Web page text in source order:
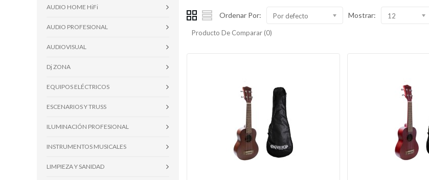
AUDIO HOME HiFi
AUDIO PROFESIONAL
AUDIOVISUAL
Dj ZONA
EQUIPOS ELÉCTRICOS
ESCENARIOS Y TRUSS
ILUMINACIÓN PROFESIONAL
INSTRUMENTOS MUSICALES
LIMPIEZA Y SANIDAD
Ordenar Por: Por defecto Mostrar: 12
Producto De Comparar (0)